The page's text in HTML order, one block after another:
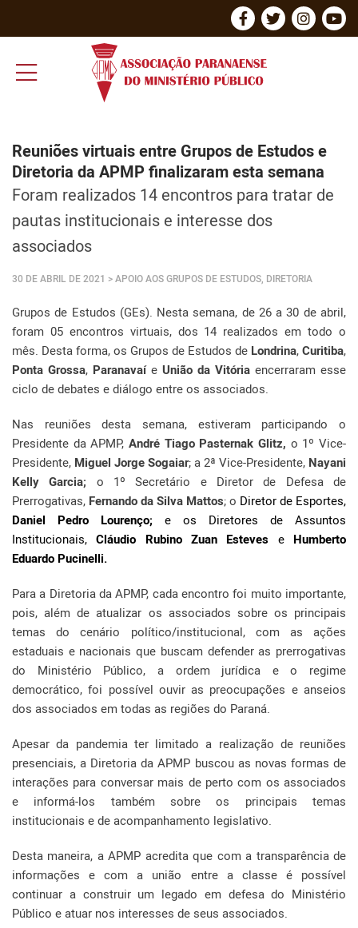
Reuniões virtuais entre Grupos de Estudos e
Diretoria da APMP finalizaram esta semana
Foram realizados 14 encontros para tratar de
pautas institucionais e interesse dos
associados
30 DE ABRIL DE 2021 > APOIO AOS GRUPOS DE ESTUDOS, DIRETORIA
Grupos de Estudos (GEs). Nesta semana, de 26 a 30 de abril,
foram 05 encontros virtuais, dos 14 realizados em todo o
mês. Desta forma, os Grupos de Estudos de Londrina, Curitiba,
Ponta Grossa, Paranavaí e União da Vitória encerraram esse
ciclo de debates e diálogo entre os associados.
Nas reuniões desta semana, estiveram participando o
Presidente da APMP, André Tiago Pasternak Glitz, o 1º Vice-
Presidente, Miguel Jorge Sogaiar; a 2ª Vice-Presidente, Nayani
Kelly Garcia; o 1º Secretário e Diretor de Defesa de
Prerrogativas, Fernando da Silva Mattos; o Diretor de Esportes,
Daniel Pedro Lourenço; e os Diretores de Assuntos
Institucionais, Cláudio Rubino Zuan Esteves e Humberto
Eduardo Pucinelli.
Para a Diretoria da APMP, cada encontro foi muito importante,
pois, além de atualizar os associados sobre os principais
temas do cenário político/institucional, com as ações
estaduais e nacionais que buscam defender as prerrogativas
do Ministério Público, a ordem jurídica e o regime
democrático, foi possível ouvir as preocupações e anseios
dos associados em todas as regiões do Paraná.
Apesar da pandemia ter limitado a realização de reuniões
presenciais, a Diretoria da APMP buscou as novas formas de
interações para conversar mais de perto com os associados
e informá-los também sobre os principais temas
institucionais e de acompanhamento legislativo.
Desta maneira, a APMP acredita que com a transparência de
informações e com a união entre a classe é possível
continuar a construir um legado em defesa do Ministério
Público e atuar nos interesses de seus associados.